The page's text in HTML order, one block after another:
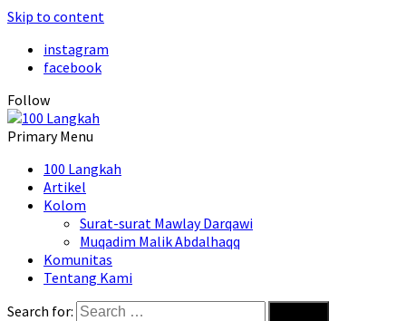
Skip to content
instagram
facebook
Follow
Primary Menu
100 Langkah
Artikel
Kolom
Surat-surat Mawlay Darqawi
Muqadim Malik Abdalhaqq
Komunitas
Tentang Kami
Search for: